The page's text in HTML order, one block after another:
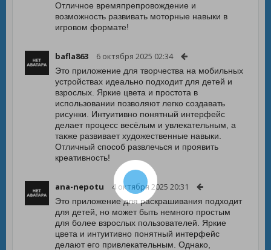
Отличное времяпрепровождение и
возможность развивать моторные навыки в
игровом формате!
bafla863 6 октября 2025 02:34
Это приложение для творчества на мобильных
устройствах идеально подходит для детей и
взрослых. Яркие цвета и простота в
использовании позволяют легко создавать
рисунки. Интуитивно понятный интерфейс
делает процесс весёлым и увлекательным, а
также развивает художественные навыки.
Отличный способ развлечься и проявить
креативность!
ana-nepotu 4 октября 2025 20:31
Это приложение для раскрашивания подходит
для детей, но может быть немного простым
для более взрослых пользователей. Яркие
цвета и интуитивно понятный интерфейс
делают его привлекательным. Однако,